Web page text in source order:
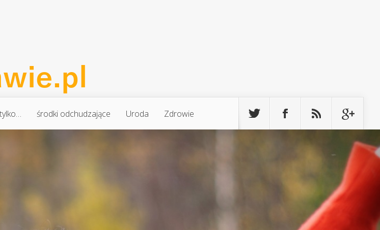
środki odchudzające Uroda Zdrowie